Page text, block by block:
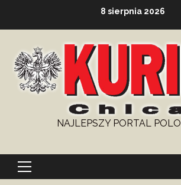
8 sierpnia 2026
NAJLEPSZY PORTAL
Primary